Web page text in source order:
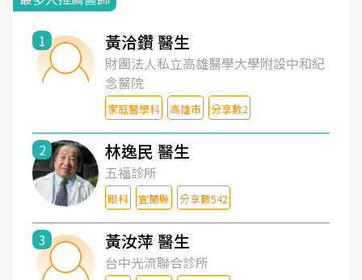
1 黃洽鑽 醫生
財團法人私立高雄醫學大學附設中和紀
念醫院
家庭醫學科 高雄市 分享數2
2 林逸民 醫生
五福診所
眼科 宜蘭縣 分享數542
3 黃汝萍 醫生
台中光流聯合診所